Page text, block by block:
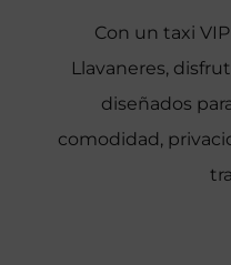
Con un taxi
Llavaneres,
diseñados
comodidad,